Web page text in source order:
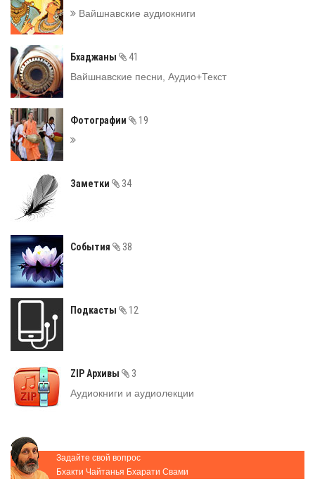
Вайшнавские аудиокниги
Бхаджаны
41
Вайшнавские песни, Аудио+Текст
Фотографии 19
Заметки 34
События 38
Подкасты 12
ZIP Архивы
3
Аудиокниги и аудиолекции
Задайте свой вопрос
Бхакти Чайтанья Бхарати Свами